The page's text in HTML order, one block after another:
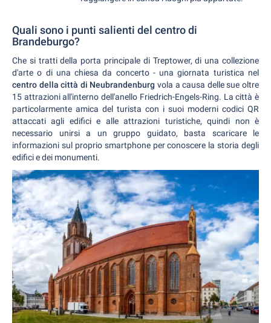
Quali sono i punti salienti del centro di
Brandeburgo?
Che si tratti della porta principale di Treptower, di una collezione
d'arte o di una chiesa da concerto - una giornata turistica nel
centro della città di Neubrandenburg vola a causa delle sue oltre
15 attrazioni all'interno dell'anello Friedrich-Engels-Ring. La città è
particolarmente amica del turista con i suoi moderni codici QR
attaccati agli edifici e alle attrazioni turistiche, quindi non è
necessario unirsi a un gruppo guidato, basta scaricare le
informazioni sul proprio smartphone per conoscere la storia degli
edifici e dei monumenti.